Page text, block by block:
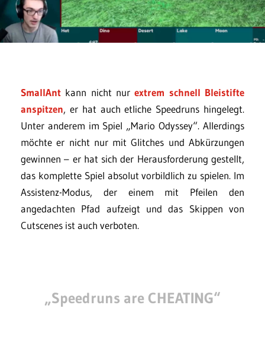
SmallAnt kann nicht nurextrem schnell Bleistifte
anspitzen, er hat auch etliche Speedruns hingelegt.
Unter anderem im Spiel „Mario Odyssey“. Allerdings
möchte er nicht nur mit Glitches und Abkürzungen
gewinnen – er hat sich der Herausforderung gestellt,
das komplette Spiel absolut vorbildlich zu spielen. Im
Assistenz-Modus, der einem mit Pfeilen den
angedachten Pfad aufzeigt und das Skippen von
Cutscenes ist auch verboten.
„Speedruns are CHEATING“